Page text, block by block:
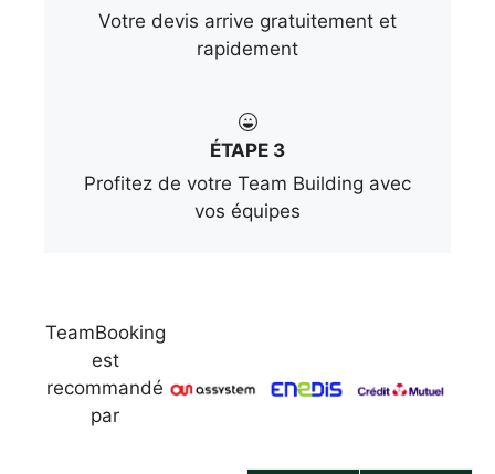
Votre devis arrive gratuitement et
rapidement
ÉTAPE 3
Profitez de votre Team Building avec
vos équipes
TeamBooking
est
recommandé
par